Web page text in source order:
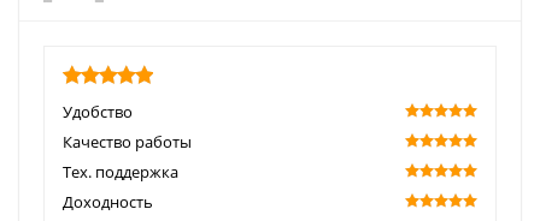
Удобство
100
Качество работы
100
Тех. поддержка
100
Доходность